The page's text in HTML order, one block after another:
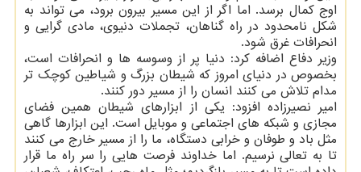
اوج کمال برسد. اما اگر از این مسیر بیرون برود، می تواند به
شکل نامحدود در راه گناهان، تجملات دنیوی، مادی گرایی و
انحرافات غرق شود.
وزیر دفاع اضافه کرد: دنیا پر از وسوسه ها و انحرافات است،
بخصوص در دنیای امروز که شیطان بزرگ و شیاطین کوچک تر
مدام تلاش می کنند انسان را از مسیر دور کنند.
امیر نصیرزاده افزود: یکی از ابزارهای شیطان همین فضای
مجازی و شبکه های اجتماعی و موبایل است. این ابزارها گاهی
مثل باد و طوفان و خرابی دستگاه، ما را از مسیر خارج می کنند
تا به تعالی نرسیم. اما خداوند فرصت هایی را سر راه ما قرار